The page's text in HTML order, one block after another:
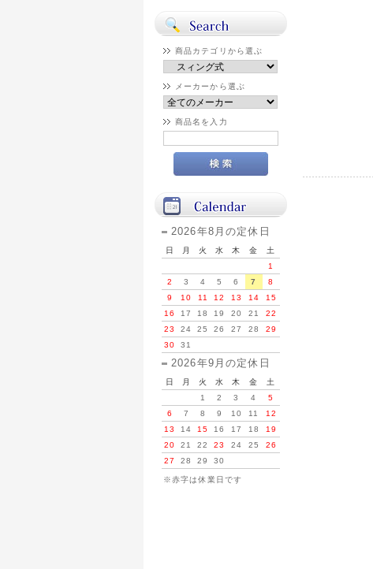
商品カテゴリから選ぶ
メーカーから選ぶ
商品名を入力
2026年8月の定休日
日 月 火 水 木 金
土
1
2
3 4 5 6 7
8
9
10 11 12 13 14
15
16
17 18 19 20 21
22
23
24 25 26 27 28
29
30
31
2026年9月の定休日
日 月 火 水 木 金
土
1
2 3 4
5
6
7 8 9 10 11
12
13
14 15 16 17 18
19
20
21 22 23 24 25
26
27
28 29 30
※赤字は休業日です